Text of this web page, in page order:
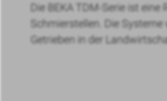
Die BEKA TDM-Serie ist
Schmierstellen. Die
Getrieben in der